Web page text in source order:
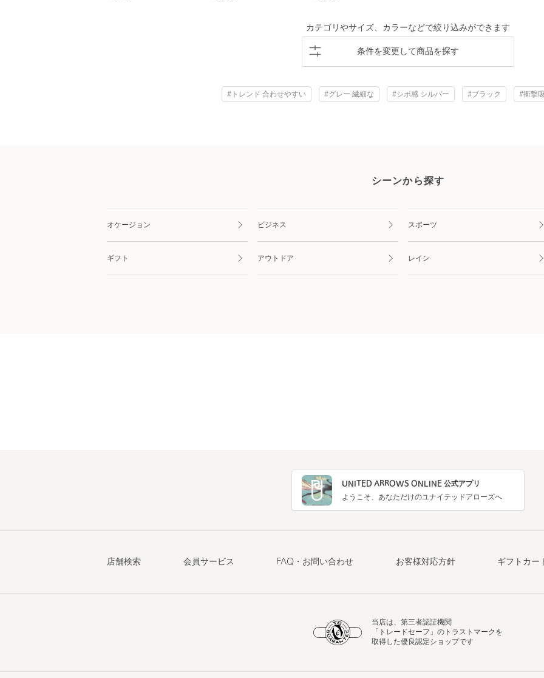
カテゴリやサイズ、カラーなどで絞り込みができます
条件を変更して商品を探す
#トレンド 合わせやすい #グレー 繊細な #シボ感 シルバー #ブラック #衝撃
シーンから探す
オケージョン ビジネス スポーツ
ギフト アウトドア レイン
UNITED ARROWS ONLINE 公式アプリ
ようこそ、あなただけのユナイテッドアローズへ
店舗検索 会員サービス FAQ・お問い合わせ お客様対応方針 ギフトカー
当店は、第三者認証機関
「トレードセーフ」のトラストマークを
取得した優良認定ショップです